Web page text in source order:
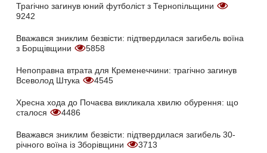
Трагічно загинув юний футболіст з Тернопільщини
9242
Вважався зниклим безвісти: підтвердилася загибель воїна
з Борщівщини
5858
Непоправна втрата для Кременеччини: трагічно загинув
Всеволод Штука
4545
Хресна хода до Почаєва викликала хвилю обурення: що
сталося
4486
Вважався зниклим безвісти: підтвердилася загибель 30-
річного воїна із Зборівщини
3713